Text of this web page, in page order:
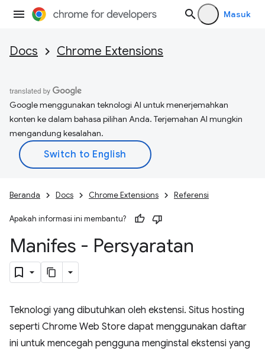
Masuk
Docs Chrome Extensions
Google menggunakan teknologi AI untuk menerjemahkan
konten ke dalam bahasa pilihan Anda. Terjemahan AI mungkin
mengandung kesalahan.
Beranda Docs Chrome Extensions Referensi
Apakah informasi ini membantu?
Manifes - Persyaratan
Teknologi yang dibutuhkan oleh ekstensi. Situs hosting
seperti Chrome Web Store dapat menggunakan daftar
ini untuk mencegah pengguna menginstal ekstensi yang